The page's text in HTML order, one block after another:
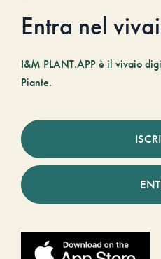
Entra nel
I&M PLANT.APP è il vivaio
Piante.